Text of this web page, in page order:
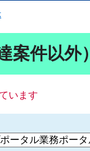
案件以外）
います